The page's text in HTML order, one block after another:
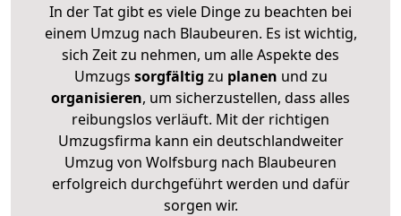
In der Tat gibt es viele Dinge zu beachten bei
einem Umzug nach Blaubeuren. Es ist wichtig,
sich Zeit zu nehmen, um alle Aspekte des
Umzugs sorgfältig zu planen und zu
organisieren, um sicherzustellen, dass alles
reibungslos verläuft. Mit der richtigen
Umzugsfirma kann ein deutschlandweiter
Umzug von Wolfsburg nach Blaubeuren
erfolgreich durchgeführt werden und dafür
sorgen wir.